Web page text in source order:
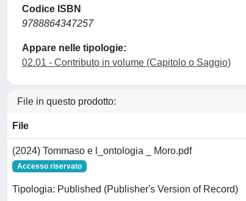
Codice ISBN
9788864347257
Appare nelle tipologie:
02.01 - Contributo in volume (Capitolo o Saggio)
File in questo prodotto:
File
(2024) Tommaso e l_ontologia _ Moro.pdf
Accesso riservato
Tipologia: Published (Publisher's Version of Record)